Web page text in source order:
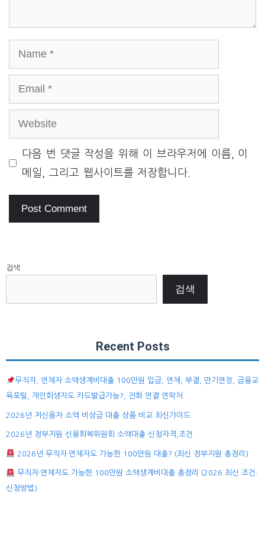
Name
Email
Website
다음 번 댓글 작성을 위해 이 브라우저에 이름, 이
메일, 그리고 웹사이트를 저장합니다.
검색
검색
Recent Posts
무직자, 연체자 소액생계비대출 100만원 입금, 연체, 부결, 만기연장, 금융교
육포털, 개인회생자도 카드발급가능?, 전화 연결 연락처
2026년 저신용자 소액 비상금 대출 상품 비교 최신가이드
2026년 정부지원 신용회복위원회 소액대출 신청자격,조건
2026년 무직자·연체자도 가능한 100만원 대출? (최신 정부지원 총정리)
무직자·연체자도 가능한 100만원 소액생계비대출 총정리 (2026 최신 조건·
신청방법)